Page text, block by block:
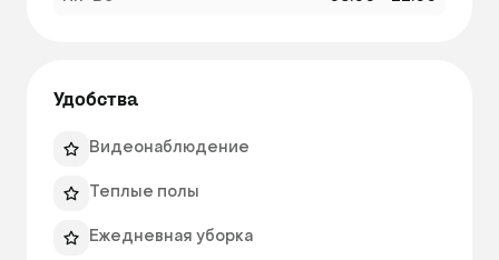
Удобства
Видеонаблюдение
Теплые полы
Ежедневная уборка